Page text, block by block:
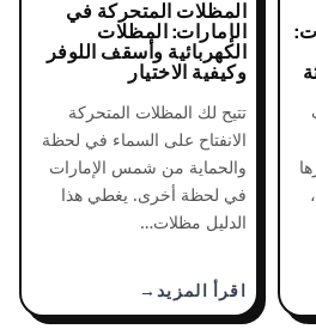
المظلات المتحركة في
الإمارات: المظلات
الكهربائية وأسقف اللوفر
وكيفية الاختيار
تتيح لك المظلات المتحركة
الانفتاح على السماء في لحظة
والحماية من شمس الإمارات
في لحظة أخرى. يغطي هذا
الدليل مظلات…
اقرأ المزيد